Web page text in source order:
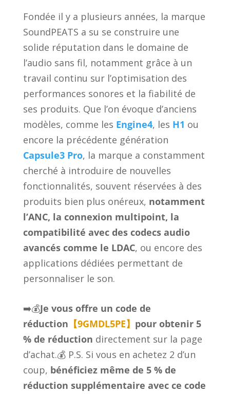
Fondée il y a plusieurs années, la marque
SoundPEATS a su se construire une
solide réputation dans le domaine de
l’audio sans fil, notamment grâce à un
travail continu sur l’optimisation des
performances sonores et la fiabilité de
ses produits. Que l’on évoque d’anciens
modèles, comme les Engine4, les H1 ou
encore la précédente génération
Capsule3 Pro, la marque a constamment
cherché à introduire de nouvelles
fonctionnalités, souvent réservées à des
produits bien plus onéreux, notamment
l’ANC, la connexion multipoint, la
compatibilité avec des codecs audio
avancés comme le LDAC, ou encore des
applications dédiées permettant de
personnaliser le son.
➡️💰Je vous offre un code de
réduction 【9GMDL5PE】 pour obtenir 5
% de réduction directement sur la page
d’achat.💰 P.S. Si vous en achetez 2 d’un
coup, bénéficiez même de 5 % de
réduction supplémentaire avec ce code